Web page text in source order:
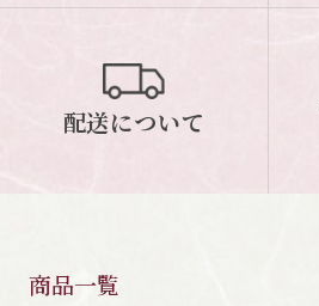
配送について
商品一覧